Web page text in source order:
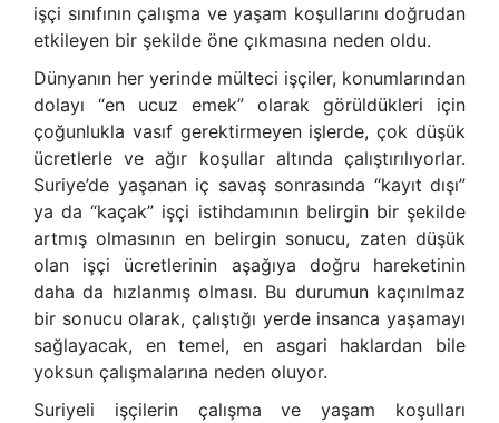
işçi sınıfının çalışma ve yaşam koşullarını doğrudan
etkileyen bir şekilde öne çıkmasına neden oldu.
Dünyanın her yerinde mülteci işçiler, konumlarından
dolayı “en ucuz emek” olarak görüldükleri için
çoğunlukla vasıf gerektirmeyen işlerde, çok düşük
ücretlerle ve ağır koşullar altında çalıştırılıyorlar.
Suriye’de yaşanan iç savaş sonrasında “kayıt dışı”
ya da “kaçak” işçi istihdamının belirgin bir şekilde
artmış olmasının en belirgin sonucu, zaten düşük
olan işçi ücretlerinin aşağıya doğru hareketinin
daha da hızlanmış olması. Bu durumun kaçınılmaz
bir sonucu olarak, çalıştığı yerde insanca yaşamayı
sağlayacak, en temel, en asgari haklardan bile
yoksun çalışmalarına neden oluyor.
Suriyeli işçilerin çalışma ve yaşam koşulları